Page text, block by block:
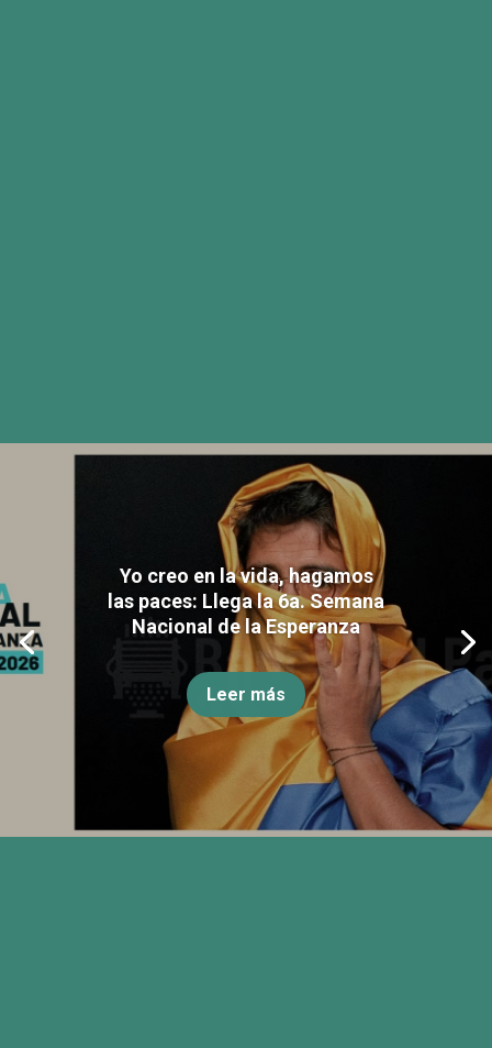
Yo creo en la vida, hagamos
las paces: Llega la 6a. Semana
Nacional de la Esperanza
Leer más